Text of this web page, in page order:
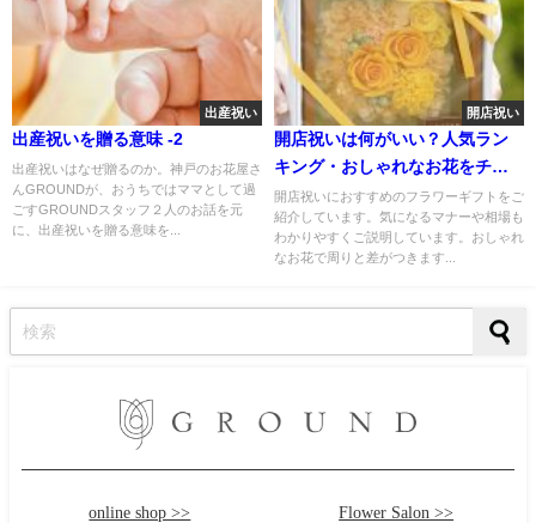
出産祝い
出産祝いを贈る意味 -2
出産祝いはなぜ贈るのか。神戸のお花屋さ
んGROUNDが、おうちではママとして過
ごすGROUNDスタッフ２人のお話を元
に、出産祝いを贈る意味を...
開店祝い
開店祝いは何がいい？人気ラン
キング・おしゃれなお花をチョ
イス
開店祝いにおすすめのフラワーギフトをご
紹介しています。気になるマナーや相場も
わかりやすくご説明しています。おしゃれ
なお花で周りと差がつきます...
online shop >> Flower Salon >>